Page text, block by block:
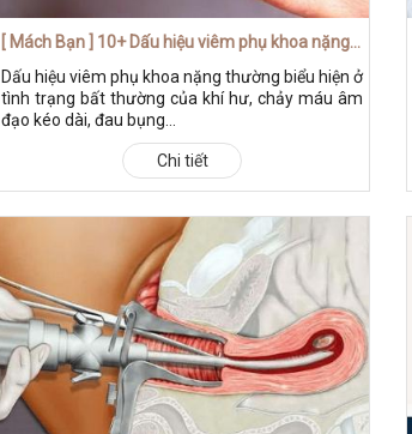
[ Mách Bạn ] 10+ Dấu hiệu viêm phụ khoa nặng phổ biến dễ nhận biết
Dấu hiệu viêm phụ khoa nặng thường biểu hiện ở
tình trạng bất thường của khí hư, chảy máu âm
đạo kéo dài, đau bụng...
Chi tiết